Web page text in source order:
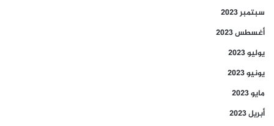
سبتمبر 2023
أغسطس 2023
يوليو 2023
يونيو 2023
مايو 2023
أبريل 2023